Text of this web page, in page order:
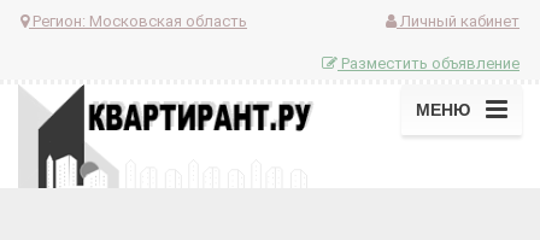
Регион: Московская область Личный кабинет
Разместить объявление
МЕНЮ